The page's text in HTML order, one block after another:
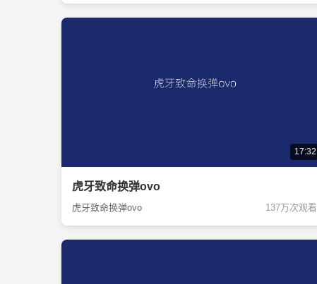
17:32
虎牙致命换弹ovo
虎牙致命换弹ovo 137万次观看